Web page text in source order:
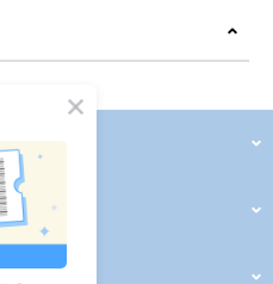
next
線上DM
2026 PADDINGTON 春夏服飾
2026 Peter Rabbit 春夏服飾
2026 CHIC BASICS春夏服飾
2026 Chic“a”Bon 派對禮服系列
2026 Chic“a”Bon 春夏服飾
媽咪購物指南
會員中心
會員權益說明
我的帳戶
訂單查詢
紅利點數
修改會員資料
活動報名